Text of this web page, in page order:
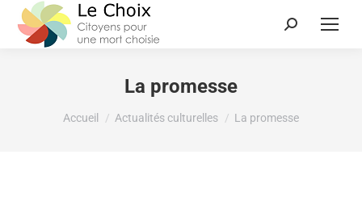
La promesse
Vous êtes ici :
Accueil Actualités culturelles La promesse